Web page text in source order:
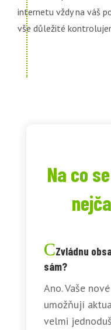
internetu vždy na váš
vše důležité
Na co
Zvládnu
sám?
Ano. Vaše
umožňují
velmi